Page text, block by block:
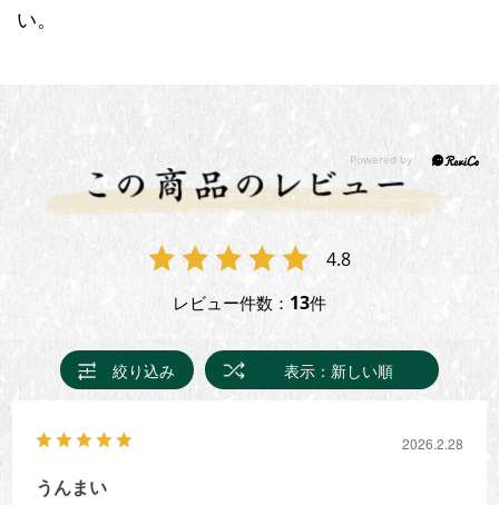
い。
4.8
レビュー件数： 13件
絞り込み 表示：新しい順
2026.2.28
うんまい